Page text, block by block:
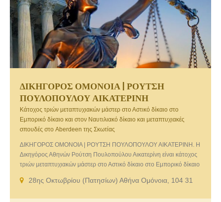
ΔΙΚΗΓΟΡΟΣ ΟΜΟΝΟΙΑ | ΡΟΥΤΣΗ
ΠΟΥΛΟΠΟΥΛΟΥ ΑΙΚΑΤΕΡΙΝΗ
Κάτοχος τριών μεταπτυχιακών μάστερ στο Αστικό δίκαιο στο
Εμπορικό δίκαιο και στον Ναυτιλιακό δίκαιο και μεταπτυχιακές
σπουδές στο Aberdeen της Σκωτίας
ΔΙΚΗΓΟΡΟΣ ΟΜΟΝΟΙΑ | ΡΟΥΤΣΗ ΠΟΥΛΟΠΟΥΛΟΥ ΑΙΚΑΤΕΡΙΝΗ. Η
Δικηγόρος Αθηνών Ρούτση Πουλοπούλου Αικατερίνη είναι κάτοχος
τριών μεταπτυχιακών μάστερ στο Αστικό δίκαιο στο Εμπορικό δίκαιο
Aberdeen της Σκωτίας. Ως αριστούχος της νομικής σχολής Αθηνών
28ης Οκτωβρίου (Πατησίων) Αθήνα Ομόνοια, 104 31